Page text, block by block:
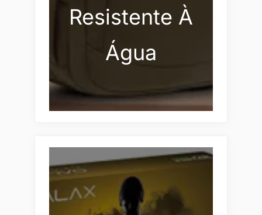
Resistente À
Água